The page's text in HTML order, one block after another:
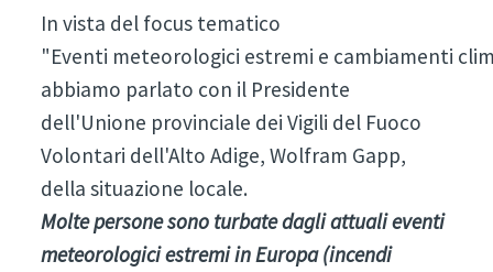
In vista del focus tematico
"Eventi meteorologici estremi e cambiamenti
abbiamo parlato con il Presidente
dell'Unione provinciale dei Vigili del Fuoco
Volontari dell'Alto Adige, Wolfram Gapp,
della situazione locale.
Molte persone sono turbate dagli attuali eventi
meteorologici estremi in Europa (incendi